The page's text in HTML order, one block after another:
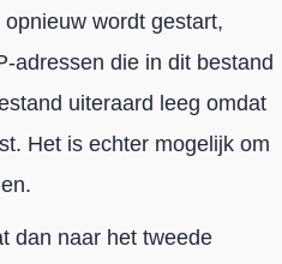
wordt gestart,
adressen die in dit bestand
uiteraard leeg omdat
Het is echter mogelijk om
dan naar het tweede